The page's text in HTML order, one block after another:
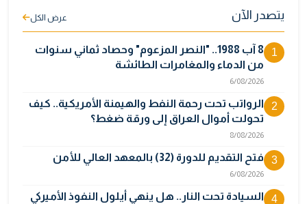
يتصدر الآن عرض الكل
1
8 آب 1988.. "النصر المزعوم" وحصاد ثماني سنوات
من الدماء والمغامرات الطائشة
6/08/2026
2
الرواتب تحت رحمة النفط والهيمنة الأمريكية.. كيف
تحولت أموال العراق إلى ورقة ضغط؟
8/08/2026
3 فتح التقديم للدورة (32) بالمعهد العالي للأمن
6/08/2026
4
السيادة تحت النار.. هل ينهي أيلول النفوذ الأميركي